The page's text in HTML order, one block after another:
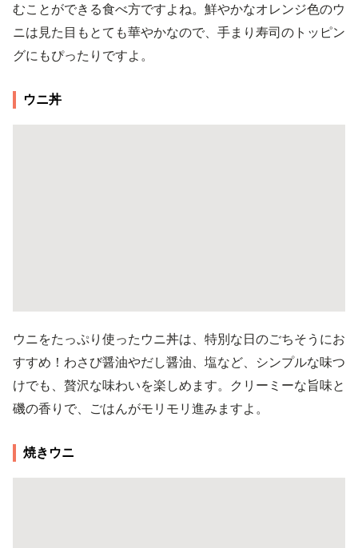
むことができる食べ方ですよね。鮮やかなオレンジ色のウ
ニは見た目もとても華やかなので、手まり寿司のトッピン
グにもぴったりですよ。
ウニ丼
ウニをたっぷり使ったウニ丼は、特別な日のごちそうにお
すすめ！わさび醤油やだし醤油、塩など、シンプルな味つ
けでも、贅沢な味わいを楽しめます。クリーミーな旨味と
磯の香りで、ごはんがモリモリ進みますよ。
焼きウニ